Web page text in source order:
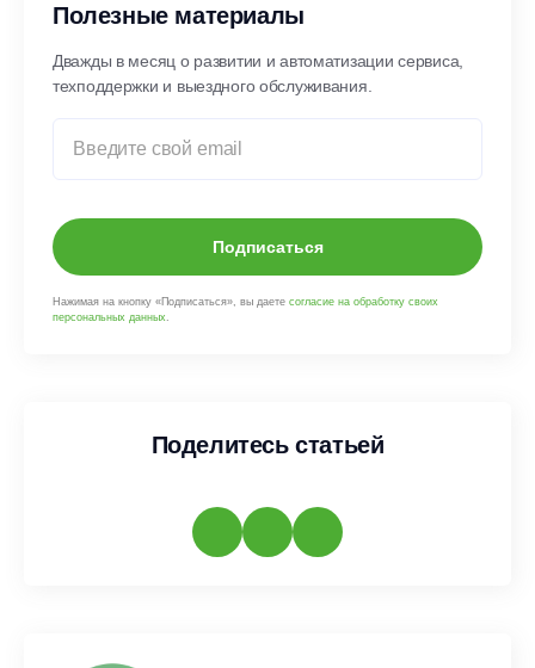
Полезные материалы
Дважды в месяц о развитии и автоматизации сервиса,
техподдержки и выездного обслуживания.
Подписаться
Нажимая на кнопку «Подписаться», вы даете согласие на обработку своих
персональных данных
Поделитесь статьей